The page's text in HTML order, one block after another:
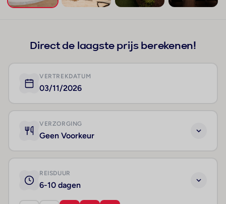
Direct de laagste prijs berekenen!
VERTREKDATUM
03/11/2026
VERZORGING
Geen Voorkeur
REISDUUR
6-10 dagen